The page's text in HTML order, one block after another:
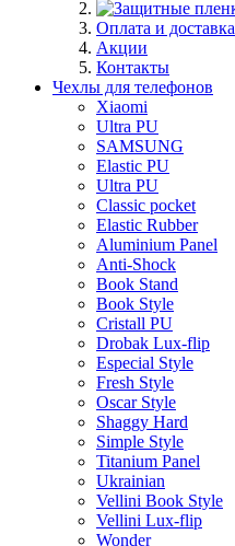
Оплата и доставка
Акции
Контакты
Чехлы для телефонов
Xiaomi
Ultra PU
SAMSUNG
Elastic PU
Ultra PU
Classic pocket
Elastic Rubber
Aluminium Panel
Anti-Shock
Book Stand
Book Style
Cristall PU
Drobak Lux-flip
Especial Style
Fresh Style
Oscar Style
Shaggy Hard
Simple Style
Titanium Panel
Ukrainian
Vellini Book Style
Vellini Lux-flip
Wonder